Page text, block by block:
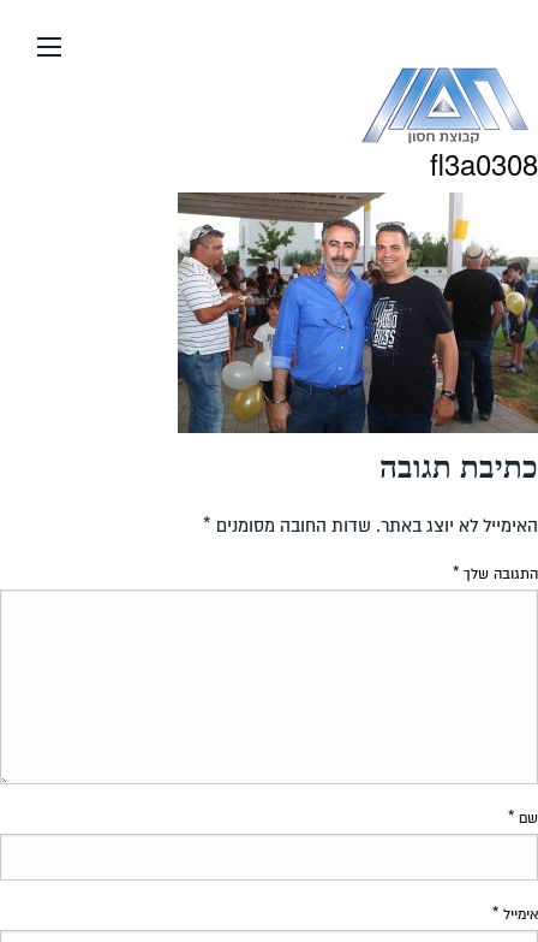
העמוד
fl3a0308
כתיבת תגובה
האימייל לא יוצג באתר. שדות החובה מסומנים *
התגובה שלך *
שם *
אימייל *